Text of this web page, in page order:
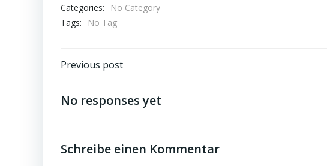
Categories:
No Category
Tags:
No Tag
Post
navigation
Previous post
No responses yet
Schreibe einen Kommentar